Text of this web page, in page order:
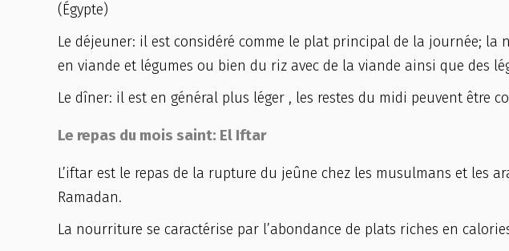
(Égypte)
Le déjeuner: il est considéré comme le plat principal de la journée; la
en viande et légumes ou bien du riz avec de la viande ainsi que des
Le dîner: il est en général plus léger , les restes du midi peuvent être
Le repas du mois saint: El Iftar
L’iftar est le repas de la rupture du jeûne chez les musulmans et les
Ramadan.
La nourriture se caractérise par l’abondance de plats riches en